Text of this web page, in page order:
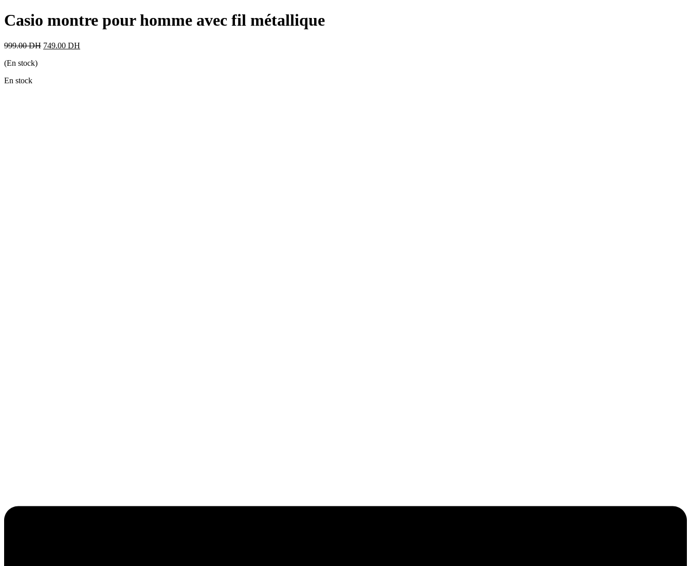
Casio montre pour homme avec fil métallique
999.00DH 749.00 DH
(En stock)
En stock